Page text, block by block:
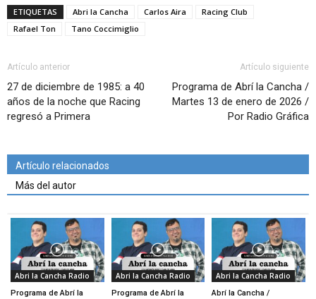
ETIQUETAS Abri la Cancha Carlos Aira
Racing Club
Rafael Ton
Tano Coccimiglio
Artículo anterior
27 de diciembre de 1985: a 40
años de la noche que Racing
regresó a Primera
Artículo siguiente
Programa de Abrí la Cancha /
Martes 13 de enero de 2026 /
Por Radio Gráfica
Artículo relacionados
Más del autor
Abri la Cancha Radio
Programa de Abrí la
Abri la Cancha Radio
Programa de Abrí la
Abri la Cancha Radio
Abrí la Cancha /